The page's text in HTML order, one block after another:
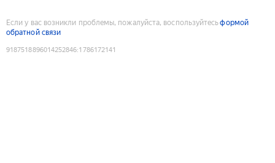
Если у вас возникли проблемы, пожалуйста, воспользуйтесьформой
обратной связи
9187518896014252846:1786172141